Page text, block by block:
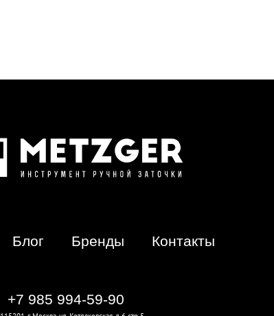
Блог Бренды Контакты
+7 985 994-59-90